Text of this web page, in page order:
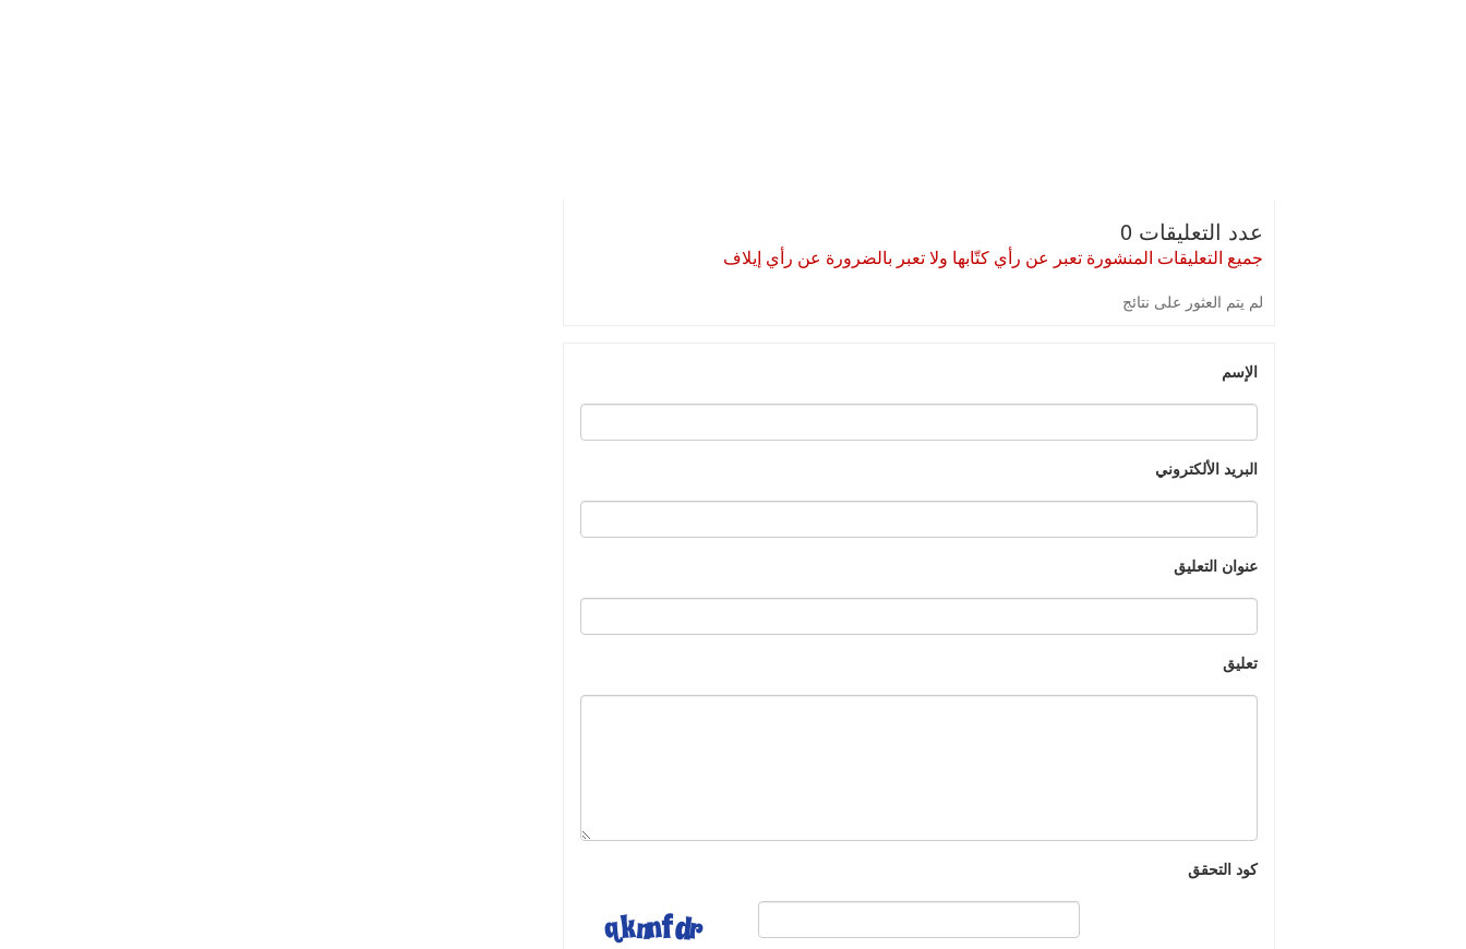
عدد التعليقات 0
جميع التعليقات المنشورة تعبر عن رأي كتّابها ولا تعبر بالضرورة عن رأي إيلاف
لم يتم العثور على نتائج
الإسم
البريد الألكتروني
عنوان التعليق
تعليق
كود التحقق